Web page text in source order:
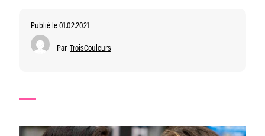
Publié le 01.02.2021
Par TroisCouleurs